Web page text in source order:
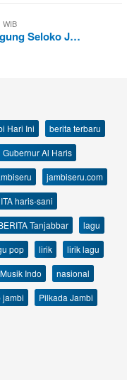
WIB
Seloko J…
Hari Ini
berita terbaru
Gubernur Al Haris
jambiseru.com
haris-sani
Tanjabbar
lagu
pop lirik
lirik lagu
Musik Indo
nasional
jambi
Pilkada Jambi